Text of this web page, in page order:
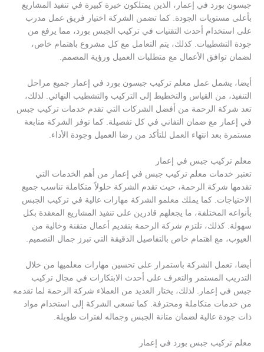
جبسون بورد في إعمار، الذين يمتلكون خبرة كبيرة في تنفيذ المشاريع
بأعلى مستويات الجودة. كما تضمن الشركة اختيار فريق عمل مدرب
على استخدام أحدث التقنيات في تركيب الجبس بورد، مما يرفع من
جودة التشطيبات. كذلك، يتم التعامل مع كل مشروع باهتمام خاص،
لضمان توافق الأعمال مع متطلبات العميل ورؤية المصمم.
أيضا، يشمل عمل معلم تركيب جبسون بورد في إعمار جميع مراحل
التنفيذ، من القياس والتخطيط إلى التركيب والتشطيب النهائي. لذلك،
تعد شركة الرحمة من أفضل الشركات التي تقدم خدمات تركيب جبس
في إعمار مع ضمان التفاني في كل تفصيلة. كما توفر الشركة متابعة
مستمرة بعد انتهاء العمل للتأكد من رضا العميل وجودة الأداء.
معلم تركيب جبس في إعمار
تعتبر خدمات معلم تركيب جبس في إعمار من أهم الخدمات التي
تقدمها شركة الرحمة، حيث تقدم الشركة حلولاً متكاملة تناسب جميع
الاحتياجات. كما يملك معلمو الشركة مهارات عالية في تركيب الجبس
بأنواعه المختلفة، ما يجعلهم قادرين على تنفيذ المشاريع المعقدة بكل
سهولة. كذلك، تلتزم شركة الرحمة بتقديم أعمال متقنة وخالية من
العيوب، مع اهتمام خاص بالتفاصيل الدقيقة التي تبرز جمال التصميم.
أيضا، تعمل الشركة باستمرار على تحسين مهارات معلميها من خلال
التدريب المستمر والتعرف على أحدث الابتكارات في مجال تركيب
جبس في إعمار. لذلك، يختار العديد من العملاء شركة الرحمة لما تقدمه
من خدمات متكاملة ومحترفة. كما تسعى الشركة إلى استخدام مواد
ذات جودة عالية لضمان متانة الجبس وجماله لفترات طويلة.
معلم تركيب جبس بورد في إعمار